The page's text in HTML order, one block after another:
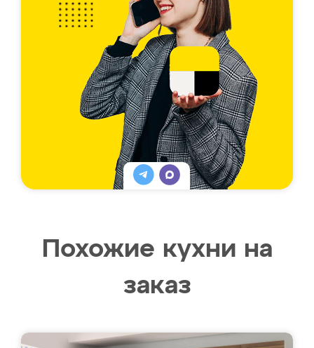
Похожие кухни на
заказ